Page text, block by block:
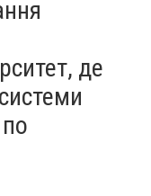
де